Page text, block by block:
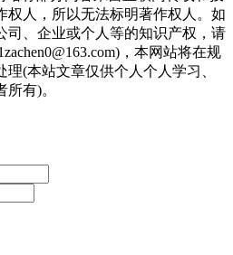
权人，所以无法标明著作权人。如
司、企业或个人等的知识产权，请
，本网站将在规
(本站文章仅供个人个人学习、
有)。